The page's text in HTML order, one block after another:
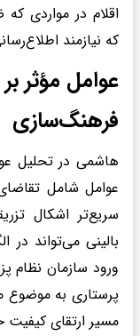
اقلام در مواردی
که نیازمند
عوامل مؤثر
فرهنگ‌سازی
هاشمی در تحلیل
عوامل شامل تقاضای
سریع‌تر اشکال
بالینی می‌تواند در
ورود سازمان نظام
پرستاری به موضوع
مسیر ارتقای